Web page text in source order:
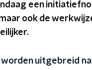
een
ook de
uitgebreid